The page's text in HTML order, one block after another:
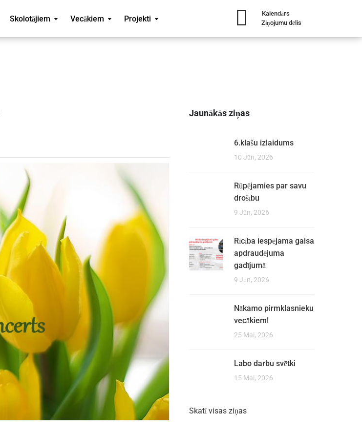
Skolotājiem Vecākiem Projekti
Kalendārs
Ziņojumu dēlis
Jaunākās ziņas
6.klašu izlaidums
10 Jūn, 2026
Rūpējamies par savu
drošību
9 Jūn, 2026
Rīcība iespējama gaisa
apdraudējuma
gadījumā
9 Jūn, 2026
Nākamo pirmklasnieku
vecākiem!
25 Mai, 2026
Labo darbu svētki
15 Mai, 2026
Skatī visas ziņas